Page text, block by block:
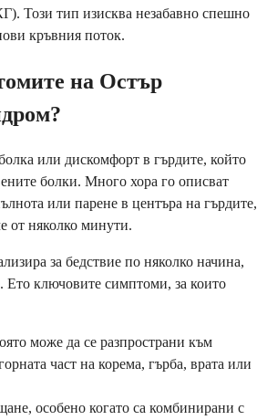
Този тип изисква незабавно спешно
кръвния поток.
на Остър
или дискомфорт в гърдите, който
болки. Много хора го описват
или парене в центъра на гърдите,
от няколко минути.
за бедствие по няколко начина,
Ето ключовите симптоми, за които
може да се разпространи към
част на корема, гърба, врата или
особено когато са комбинирани с